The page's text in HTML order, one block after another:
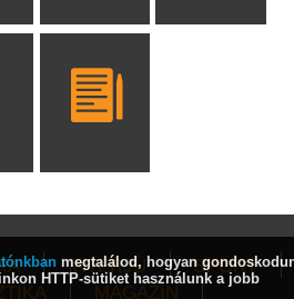
INTERJÚ
SPORT
MAGAZIN
megtalálod, hogyan
HTTP-sütiket használunk a jobb